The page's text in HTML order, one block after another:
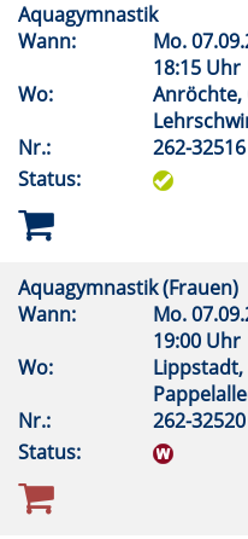
Aquagymnastik
Wann:
Mo.
18:15 Uhr
Wo:
Anröchte,
Nr.:
262-32516
Status:
Aquagymnastik (Frauen)
Wann:
Mo.
19:00 Uhr
Wo:
Nr.:
262-32520
Status: